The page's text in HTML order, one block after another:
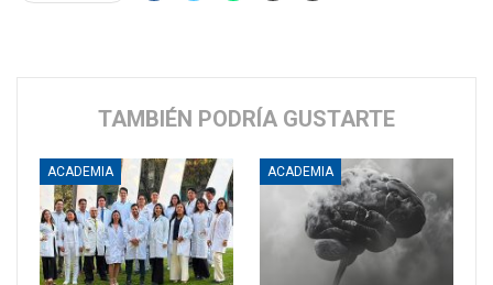
TAMBIÉN PODRÍA GUSTARTE
ACADEMIA ACADEMIA